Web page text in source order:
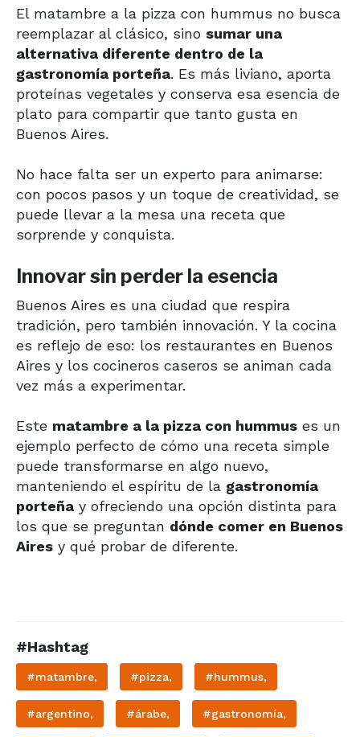
El matambre a la pizza con hummus no busca
reemplazar al clásico, sino sumar una
alternativa diferente dentro de la
gastronomía porteña. Es más liviano, aporta
proteínas vegetales y conserva esa esencia de
plato para compartir que tanto gusta en
Buenos Aires.
No hace falta ser un experto para animarse:
con pocos pasos y un toque de creatividad, se
puede llevar a la mesa una receta que
sorprende y conquista.
Innovar sin perder la esencia
Buenos Aires es una ciudad que respira
tradición, pero también innovación. Y la cocina
es reflejo de eso: los restaurantes en Buenos
Aires y los cocineros caseros se animan cada
vez más a experimentar.
Este matambre a la pizza con hummus es un
ejemplo perfecto de cómo una receta simple
puede transformarse en algo nuevo,
manteniendo el espíritu de la gastronomía
porteña y ofreciendo una opción distinta para
los que se preguntan dónde comer en Buenos
Aires y qué probar de diferente.
#Hashtag
#matambre, #pizza, #hummus,
#argentino, #árabe, #gastronomía,